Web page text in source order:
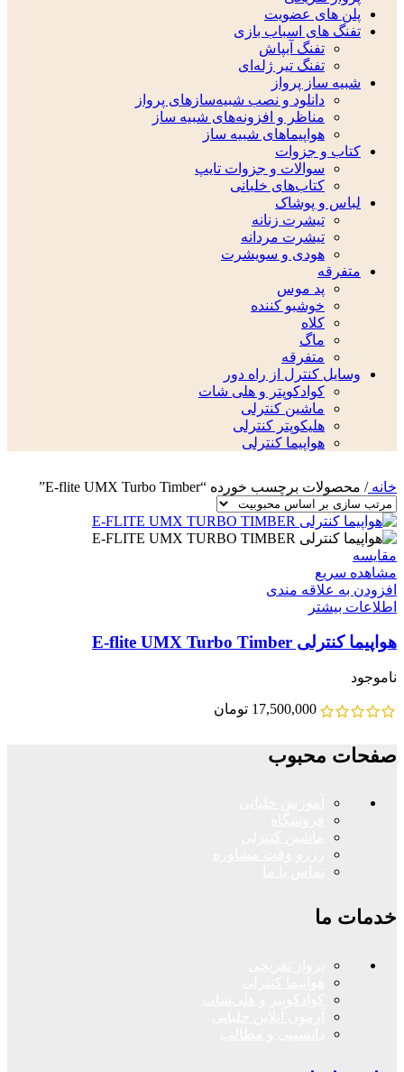
پلن های عضویت
تفنگ های اسباب بازی
تفنگ آبپاش
تفنگ تیر ژله‌ای
شبیه ساز پرواز
دانلود و نصب شبیه‌سازهای پرواز
مناظر و افزونه‌های شبیه ساز
هواپیماهای شبیه ساز
کتاب و جزوات
سوالات و جزوات تایپ
کتاب‌های خلبانی
لباس و پوشاک
تیشرت زنانه
تیشرت مردانه
هودی و سویشرت
متفرقه
پد موس
خوشبو کننده
کلاه
ماگ
متفرقه
وسایل کنترل از راه دور
کوادکوپتر و هلی شات
ماشین کنترلی
هلیکوپتر کنترلی
هواپیما کنترلی
خانه/ محصولات برچسب خورده “E-flite UMX Turbo Timber”
مقایسه
مشاهده سریع
افزودن به علاقه مندی
اطلاعات بیشتر
هواپیما کنترلی E-flite UMX Turbo Timber
ناموجود
17,500,000 تومان
صفحات محبوب
خدمات ما